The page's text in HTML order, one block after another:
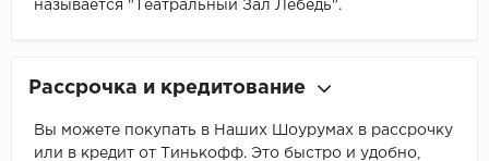
называется "Театральный Зал Лебедь".
Рассрочка и кредитование
Вы можете покупать в Наших Шоурумах в рассрочку
или в кредит от Тинькофф. Это быстро и удобно,